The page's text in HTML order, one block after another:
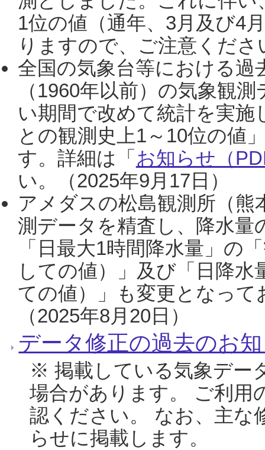
1位の値（通年、3月及び4
りますので、ご注意くだ
全国の気象台等における過
（1960年以前）の気象観
い期間で改めて統計を実
との観測史上1～10位の値
す。詳細は「 お知らせ（
い。（2025年9月17日）
アメダスの松島観測所（熊
測データを精査し、降水
「日最大1時間降水量」の
しての値）」及び「日降
ての値）」も変更となっ
（2025年8月20日）
データ修正の過去のお
※ 掲載している気象デー
場合があります。 ご利用
認ください。 なお、主な
らせに掲載します。